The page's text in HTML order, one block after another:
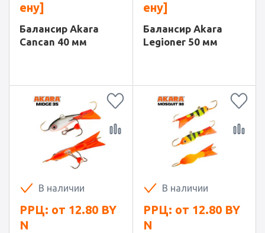
ену]
Балансир Akara
Cancan 40 мм
ену]
Балансир Akara
Legioner 50 мм
В наличии
РРЦ: от 12.80 BY
N
В наличии
РРЦ: от 12.80 BY
N